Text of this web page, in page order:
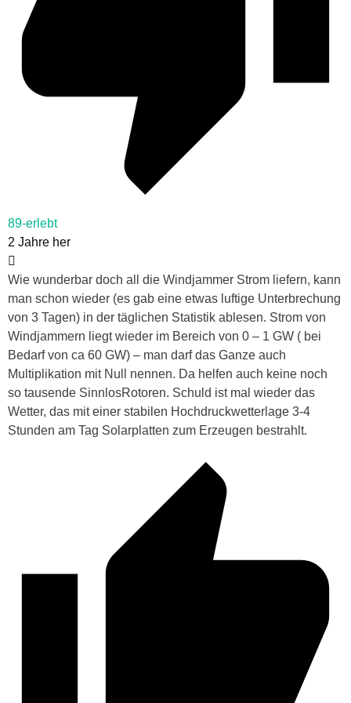
89-erlebt
2 Jahre her
Wie wunderbar doch all die Windjammer Strom liefern, kann
man schon wieder (es gab eine etwas luftige Unterbrechung
von 3 Tagen) in der täglichen Statistik ablesen. Strom von
Windjammern liegt wieder im Bereich von 0 – 1 GW ( bei
Bedarf von ca 60 GW) – man darf das Ganze auch
Multiplikation mit Null nennen. Da helfen auch keine noch
so tausende SinnlosRotoren. Schuld ist mal wieder das
Wetter, das mit einer stabilen Hochdruckwetterlage 3-4
Stunden am Tag Solarplatten zum Erzeugen bestrahlt.